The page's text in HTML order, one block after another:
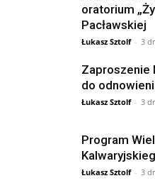
oratorium
Pacławskiej
Łukasz Sztolf - 3
Zaproszenie
do
Łukasz Sztolf - 3
Program
Łukasz Sztolf - 3